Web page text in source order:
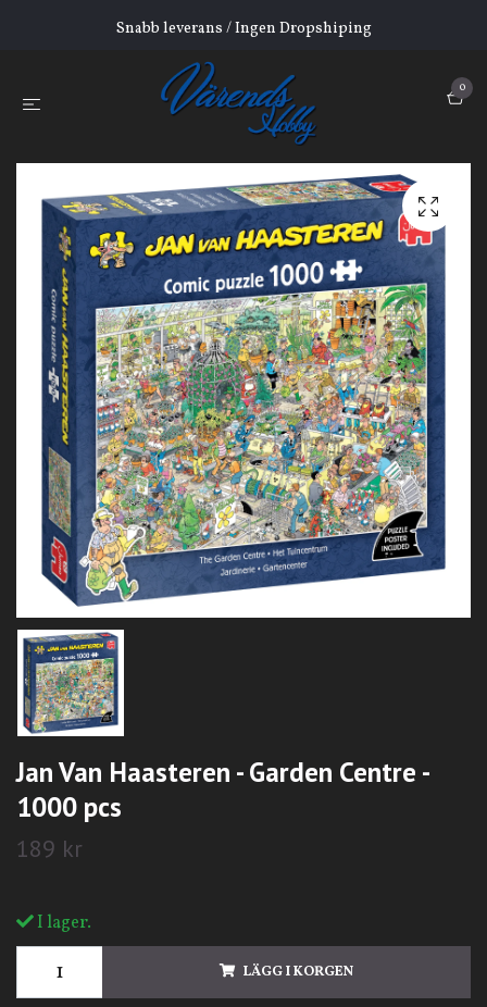
Snabb leverans / Ingen Dropshiping
0
Jan Van Haasteren - Garden Centre -
1000 pcs
189 kr
I lager.
LÄGG I KORGEN